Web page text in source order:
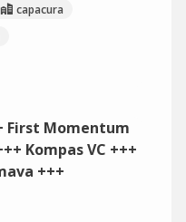
capacura